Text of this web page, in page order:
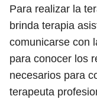
Para realizar la
brinda terapia
comunicarse con
para conocer los
necesarios para
terapeuta